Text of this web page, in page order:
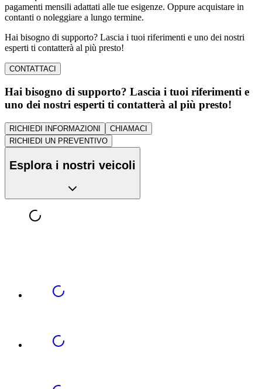
pagamenti mensili adattati alle tue esigenze. Oppure acquistare in
contanti o noleggiare a lungo termine.
Hai bisogno di supporto? Lascia i tuoi riferimenti e uno dei nostri
esperti ti contatterà al più presto!
CONTATTACI
Hai bisogno di supporto? Lascia i tuoi riferimenti e
uno dei nostri esperti ti contatterà al più presto!
RICHIEDI INFORMAZIONI
CHIAMACI
RICHIEDI UN PREVENTIVO
Esplora i nostri veicoli